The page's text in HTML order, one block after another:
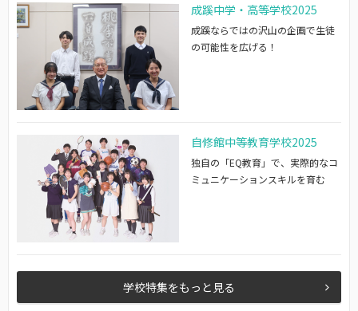
成蹊中学・高等学校2025
成蹊ならではの沢山の企画で生徒
の可能性を広げる！
自修館中等教育学校2025
独自の「EQ教育」で、実際的なコ
ミュニケーションスキルを育む
学校特集をもっと見る